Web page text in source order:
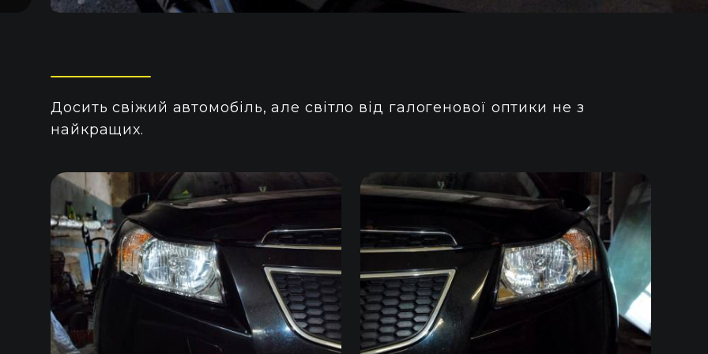
Досить свіжий автомобіль, але світло від галогенової оптики не з
найкращих.